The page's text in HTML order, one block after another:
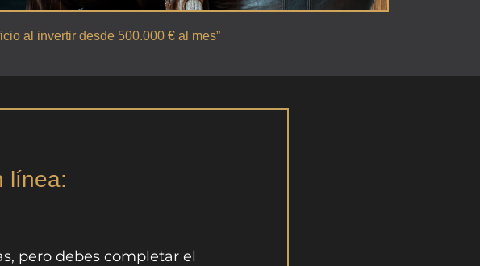
al invertir desde 500.000 € al mes”
línea:
pero debes completar el